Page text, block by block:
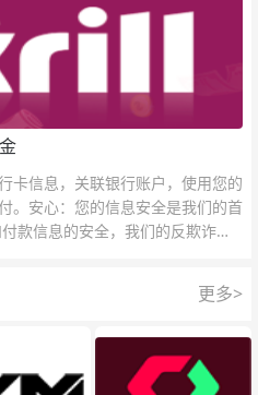
卡信息，关联银行账户，使用您的
。安心：您的信息安全是我们的首
款信息的安全，我们的反欺诈团
更多>